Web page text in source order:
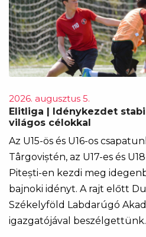
2026. augusztus 5.
Elitliga | Idénykezdet
világos célokkal
Az U15-ös és U16-os
Târgoviștén, az U17-es és
Pitești-en kezdi meg
bajnoki idényt. A rajt előtt
Székelyföld Labdarúgó
igazgatójával beszélgettünk.